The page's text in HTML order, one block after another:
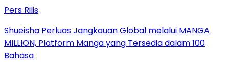
Pers Rilis
Shueisha Perluas Jangkauan Global melalui MANGA
MILLION, Platform Manga yang Tersedia dalam 100
Bahasa